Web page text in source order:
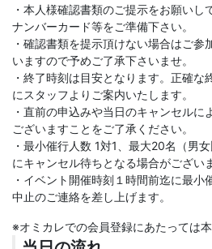
・本人様確認書類のご提示をお願いし
ナンバーカード等をご準備下さい。
・確認書類を提示頂けない場合はご参
いますので予めご了承下さいませ。
・終了時刻は目安となります。正確
にスタッフよりご案内いたします。
・直前の申込みや当日のキャンセル
ございますことをご了承ください。
・最小催行人数 1対1、最大20名（男
にキャンセル待ちとなる場合がござい
・イベント開催時刻１時間前迄に最小
中止のご連絡を差し上げます。
※オミカレでの会員登録にあたっては